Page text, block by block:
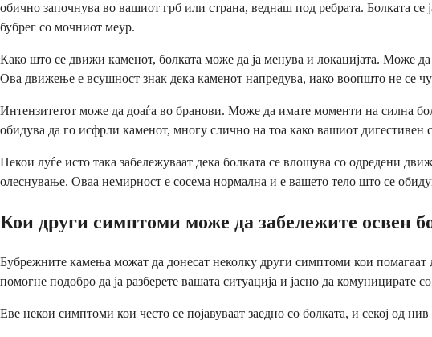
обично започнува во вашиот грб или страна, веднаш под ребрата. Болката
бубрег со мочниот меур.
Како што се движи каменот, болката може да ја менува и локацијата. Може
Ова движење е всушност знак дека каменот напредува, иако воопшто не се
Интензитетот може да доаѓа во бранови. Може да имате моменти на силна
обидува да го исфрли каменот, многу слично на тоа како вашиот
Некои луѓе исто така забележуваат дека болката се влошува со одредени
олеснување. Оваа немирност е сосема нормална и е вашето тело што се
Кои други симптоми може да забележите освен
Бубрежните камења можат да донесат неколку други симптоми кои
помогне подобро да ја разберете вашата ситуација и јасно да комуницирате
Еве некои симптоми кои често се појавуваат заедно со болката, и секој од